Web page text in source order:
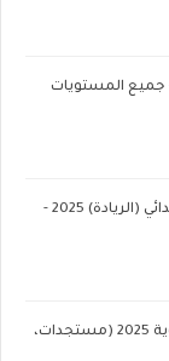
جميع المستويات
كراسة الرياضيات للمستوى الثاني ابتدائي (الريادة) 2025 -
حقيبة الاستعداد لمباراة الإدارة التربوية 2025 (مستجدات،